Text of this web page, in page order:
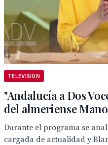
TELEVISION
"Andalucía a Dos
del almeriense
Durante el programa se
cargada de actualidad y